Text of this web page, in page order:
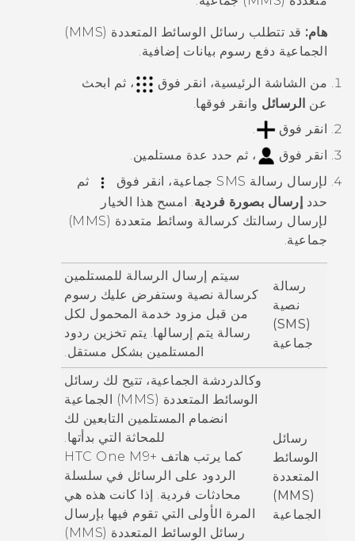
أجهزة HTC والملحقات
هام:
قد تتطلب رسائل الوسائط المتعددة (MMS)
الجماعية دفع رسوم بيانات إضافية.
من الشاشة الرئيسية، انقر فوق
، ثم ابحث
عن الرسائل وانقر فوقها.
انقر فوق
انقر فوق
، ثم حدد عدة مستلمين.
لإرسال رسالة SMS جماعية، انقر فوق
ثم
حدد إرسال بصورة فردية امسح هذا الخيار
لإرسال رسالتك كرسالة وسائط متعددة (MMS)
جماعية.
رسالة
نصية
(SMS)
جماعية
سيتم إرسال الرسالة للمستلمين
كرسالة نصية وستفرض عليك رسوم
من قبل مزود خدمة المحمول لكل
رسالة يتم إرسالها. يتم تخزين ردود
المستلمين بشكل مستقل.
رسائل
الوسائط
المتعددة
(MMS)
الجماعية
وكالدردشة الجماعية، تتيح لك رسائل
الوسائط المتعددة (MMS) الجماعية
انضمام المستلمين التابعين لك
للمحاثة التي بدأتها.
كما يرتب هاتف +HTC One M9
الردود على الرسائل في سلسلة
محادثات فردية. إذا كانت هذه هي
المرة الأولى التي تقوم فيها بإرسال
رسائل الوسائط المتعددة (MMS)